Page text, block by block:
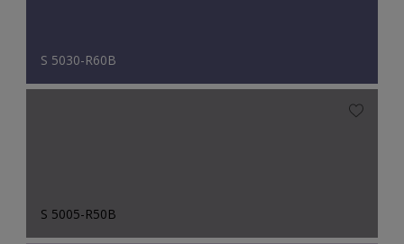
S 5030-R60B
S 5005-R50B